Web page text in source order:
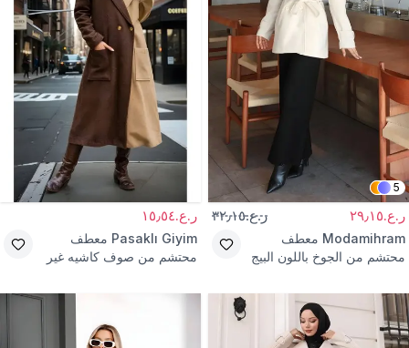
5
ر.ع.٢٩٫١٥ ر.ع.٣٢٫١٥
Modamihram معطف
محتشم من الجوخ باللون البيج
ر.ع.١٥٫٥٤
Pasaklı Giyim معطف
محتشم من صوف كاشيه غير